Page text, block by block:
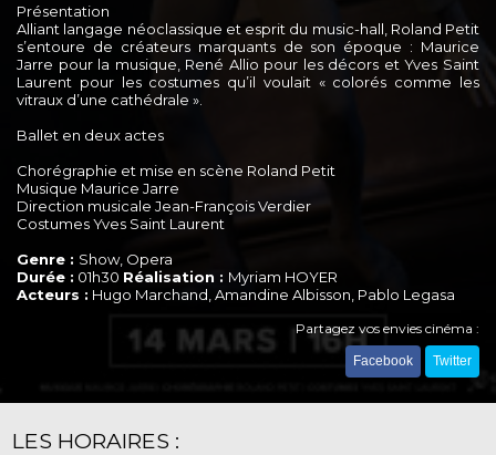
Présentation
Alliant langage néoclassique et esprit du music-hall, Roland Petit
s’entoure de créateurs marquants de son époque : Maurice
Jarre pour la musique, René Allio pour les décors et Yves Saint
Laurent pour les costumes qu’il voulait « colorés comme les
vitraux d’une cathédrale ».
Ballet en deux actes
Chorégraphie et mise en scène Roland Petit
Musique Maurice Jarre
Direction musicale Jean-François Verdier
Costumes Yves Saint Laurent
Genre : Show, Opera
Durée : 01h30 Réalisation : Myriam HOYER
Acteurs : Hugo Marchand, Amandine Albisson, Pablo Legasa
Partagez vos envies cinéma :
Facebook Twitter
LES HORAIRES :